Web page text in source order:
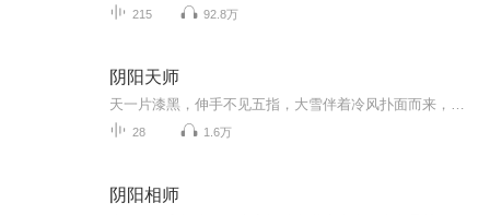
215 92.8万
阴阳天师
28 1.6万
阴阳相师